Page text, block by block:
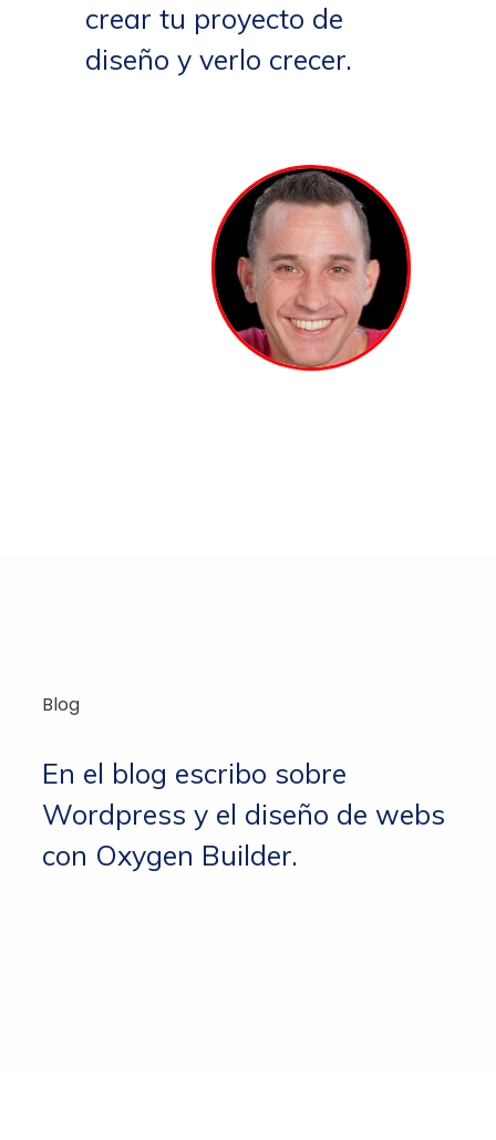
crear tu proyecto de
diseño y verlo crecer.
Blog
En el blog escribo sobre
Wordpress y el diseño de webs
con Oxygen Builder.